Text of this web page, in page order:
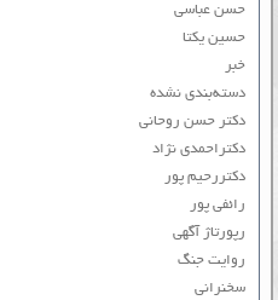
حسن عباسی
حسین یکتا
خبر
دسته‌بندی نشده
دکتر حسن روحانی
دکتراحمدی نژاد
دکتررحیم پور
رائفی پور
رپورتاژ آگهی
روایت جنگ
سخنرانی